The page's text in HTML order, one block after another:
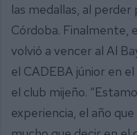
las medallas, al
Córdoba. Finalmente,
volvió a vencer al Al
el CADEBA júnior en
el club mijeño.
experiencia, el año